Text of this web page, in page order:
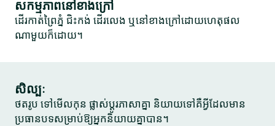
សកម្មភាពនៅខាងក្រៅ
ដើរកាត់ព្រៃភ្នំ ជិះកង់ ដើរលេង ឬនៅខាងក្រៅដោយហេតុផល
ណាមួយក៏ដោយ។
សិល្បៈ
ថតរូប ទៅមើលកុន ផ្លាស់ប្តូរភាសាគ្នា និយាយទៅគឺអ្វីដែលមាន
ប្រធានបទសម្រាប់ឱ្យអ្នកនិយាយគ្នាបាន។